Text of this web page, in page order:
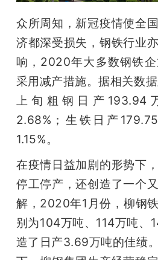
爱
搞
机
众所周知，新冠疫情使全
济都深受损失，钢铁行业
响，2020年大多数钢铁
采用减产措施。据相关数
上旬粗钢日产193.94
2.68%；生铁日产
1.15%。
在疫情日益加剧的形势下
停工停产，还创造了一个
解，2020年1月份，柳钢
别为104万吨、114万吨、
造了日产3.69万吨的佳绩